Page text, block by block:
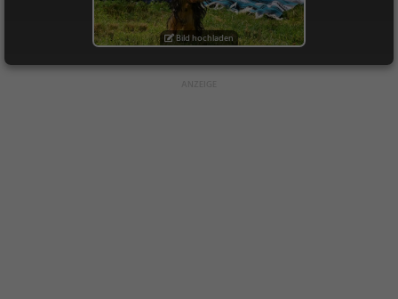
Bild hochladen